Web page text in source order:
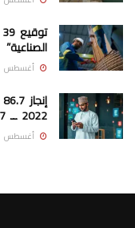
الصناعية”
أغسطس 8, 2026
2022 ــ 2027
أغسطس 8, 2026